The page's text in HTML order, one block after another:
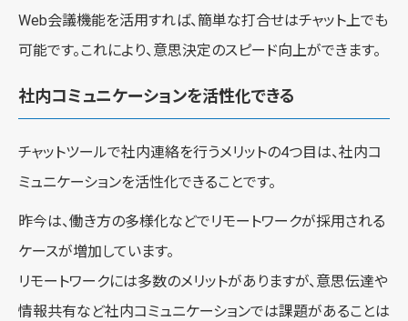
Web会議機能を活用すれば、簡単な打合せはチャット上でも
可能です。これにより、意思決定のスピード向上ができます。
社内コミュニケーションを活性化できる
チャットツールで社内連絡を行うメリットの4つ目は、社内コ
ミュニケーションを活性化できることです。
昨今は、働き方の多様化などでリモートワークが採用される
ケースが増加しています。
リモートワークには多数のメリットがありますが、意思伝達や
情報共有など社内コミュニケーションでは課題があることは